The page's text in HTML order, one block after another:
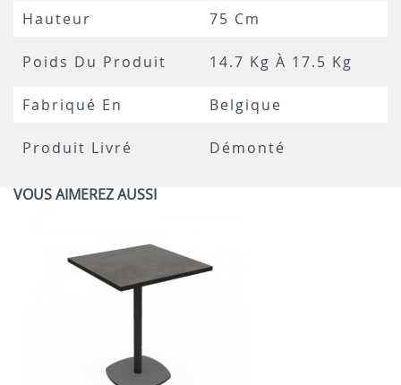
Hauteur 75 Cm
Poids Du Produit 14.7 Kg À 17.5 Kg
Fabriqué En Belgique
Produit Livré Démonté
VOUS AIMEREZ AUSSI